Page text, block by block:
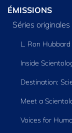
ÉMISSIONS
Séries originales
L. Ron
Inside
Destination:
Meet a
Voices for